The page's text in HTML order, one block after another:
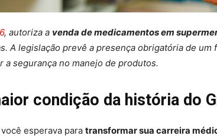
, autoriza a venda de medicamentos em
A legislação prevê a presença obrigatória de um
a segurança no manejo de produtos.
condição da história do
esperava para transformar sua carreira